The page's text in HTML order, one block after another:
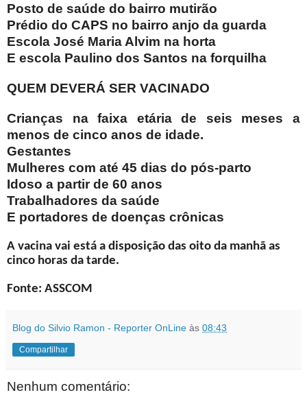
Posto de saúde do bairro mutirão
Prédio do CAPS no bairro anjo da guarda
Escola José Maria Alvim na horta
E escola Paulino dos Santos na forquilha
QUEM DEVERÁ SER VACINADO
Crianças na faixa etária de seis meses a
menos de cinco anos de idade.
Gestantes
Mulheres com até 45 dias do pós-parto
Idoso a partir de 60 anos
Trabalhadores da saúde
E portadores de doenças crônicas
A vacina vai está a disposição das oito da manhã as
cinco horas da tarde.
Fonte: ASSCOM
Blog do Silvio Ramon - Reporter OnLine às 08:43
Compartilhar
Nenhum comentário: